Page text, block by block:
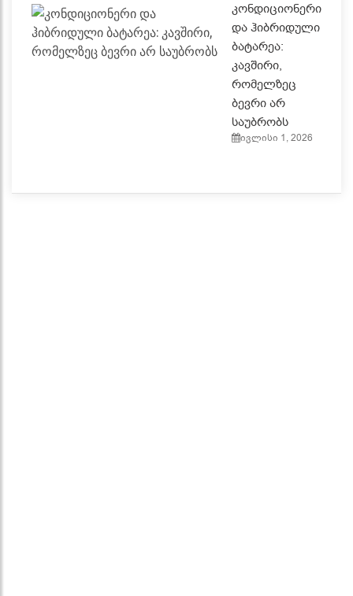
კონდიციონერი
და ჰიბრიდული
ბატარეა:
კავშირი,
რომელზეც
ბევრი არ
საუბრობს
ივლისი 1, 2026